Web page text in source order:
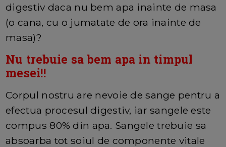
digestiv daca nu bem apa inainte de masa
(o cana, cu o jumatate de ora inainte de
masa)?
Nu trebuie sa bem apa in timpul
mesei!!
Corpul nostru are nevoie de sange pentru a
efectua procesul digestiv, iar sangele este
compus 80% din apa. Sangele trebuie sa
absoarba tot soiul de componente vitale